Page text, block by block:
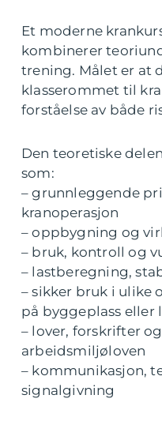
Et moderne
kombinerer
trening. Målet er at
klasserommet til
forståelse av både
Den teoretiske
som:
– grunnleggende
kranoperasjon
– oppbygning og
– bruk, kontroll og
– lastberegning,
– sikker bruk i ulike
på byggeplass eller
– lover, forskrifter
arbeidsmiljøloven
– kommunikasjon,
signalgivning